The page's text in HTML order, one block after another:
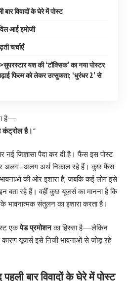
विवादों के घेरे में पोस्ट
आई इमोजी
चर्चाएँ
यश की ‘टॉक्सिक’ का नया पोस्टर
फिल्म को लेकर उत्सुकता; ‘धुरंधर 2’ से
है—
कंट्रोल है।”
नई जिज्ञासा पैदा कर दी है। फैंस इस पोस्ट
अलग–अलग अर्थ निकाल रहे हैं। कुछ फैंस
की ओर इशारा है, जबकि कई लोग इसे
बता रहे हैं। वहीं कुछ यूज़र्स का मानना है कि
भावनात्मक संतुलन का इशारा करता है।
एकपेड प्रमोशनका हिस्सा है—लेकिन
यूज़र्स इसे निजी भावनाओं से जोड़ रहे
बार विवादों के घेरे में पोस्ट